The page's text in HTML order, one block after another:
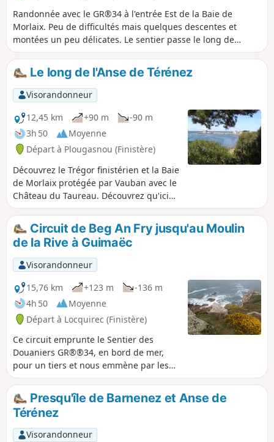
Randonnée avec le GR®34 à l'entrée Est de la Baie de
Morlaix. Peu de difficultés mais quelques descentes et
montées un peu délicates. Le sentier passe le long de
magnifiques propriétés et offre une vue époustouflante de
la baie de Morlaix. À faire dans les deux sens, à des heures
différentes et à des moments de la marée différents.
Le long de l'Anse de Térénez
Visorandonneur
12,45 km
+90 m
-90 m
3h 50
Moyenne
Départ à Plougasnou (Finistère)
Découvrez le Trégor finistérien et la Baie
de Morlaix protégée par Vauban avec le
Château du Taureau. Découvrez qu'ici
aussi vous êtes au pays de l’huître. Vous
apercevrez aussi la presqu'île de
Barnénez célèbre pour son cairn
spectaculaire : tombes en pierre datant
du Néolithique (environ 4 000 ans avant
Jésus-Christ).
Circuit de Beg An Fry jusqu'au Moulin
de la Rive à Guimaëc
Visorandonneur
15,76 km
+123 m
-136 m
4h 50
Moyenne
Départ à Locquirec (Finistère)
Ce circuit emprunte le Sentier des
Douaniers GR®®34, en bord de mer,
pour un tiers et nous emmène par les
chemins de campagne pour le reste.
Côté bleu : le surplomb de la mer, la
pointe et le coteau de Beg an Fry, la vue
plongeante sur les plages. Côté vert :
les chemins arborés, le moulin restauré
Presqu'île de Barnenez et Anse de
Térénez
Visorandonneur